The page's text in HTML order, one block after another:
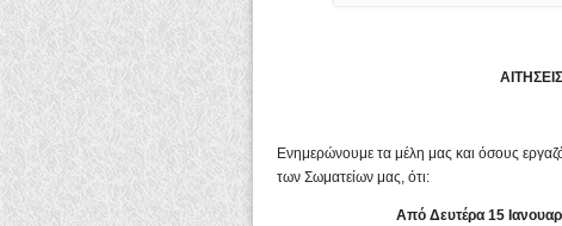
Ενημερώνουμε τα μέλη μας και όσους
των Σωματείων μας, ότι:
Από Δευτέρα 15